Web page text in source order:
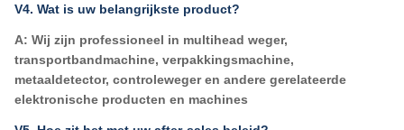
V4. Wat is uw belangrijkste product?
A: Wij zijn professioneel in multihead weger,
transportbandmachine, verpakkingsmachine,
metaaldetector, controleweger en andere gerelateerde
elektronische producten en machines